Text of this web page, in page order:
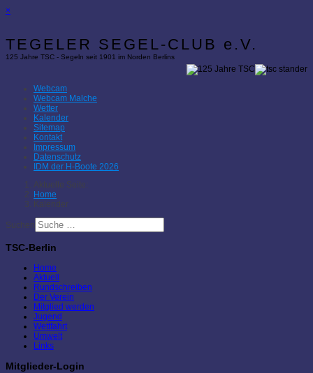
×
TEGELER SEGEL-CLUB e.V.
125 Jahre TSC - Segeln seit 1901 im Norden Berlins
Webcam
Webcam Malche
Wetter
Kalender
Sitemap
Kontakt
Impressum
Datenschutz
IDM der H-Boote 2026
Aktuelle Seite:
Home
Kalender
Suchen
TSC-Berlin
Home
Aktuell
Rundschreiben
Der Verein
Mitglied werden
Jugend
Wettfahrt
Umwelt
Links
Mitglieder-Login